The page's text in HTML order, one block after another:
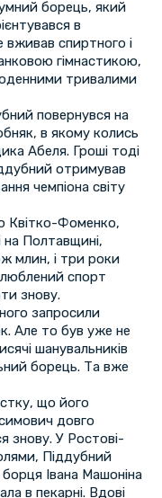
борець, який
в
спиртного і
гімнастикою,
тривалими
повернувся на
в якому колись
Абеля. Гроші тоді
отримував
чемпіона світу
Квітко-Фоменко,
на Полтавщині,
млин, і три роки
спорт
знову.
запросили
Але то був уже не
шанувальників
борець. Та вже
що його
довго
знову. У Ростові-
Піддубний
Івана Машоніна
в пекарні. Вдові